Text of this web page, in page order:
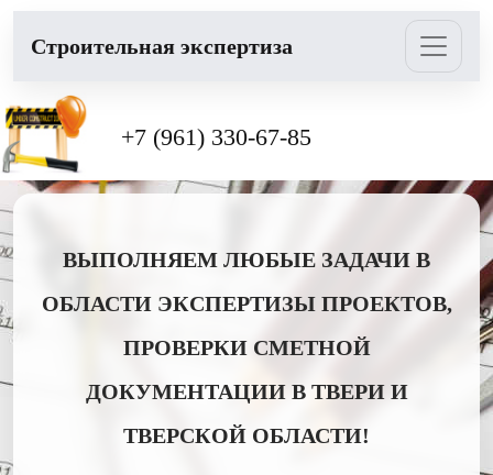
Cтроительная экспертиза
+7 (961) 330-67-85
ВЫПОЛНЯЕМ ЛЮБЫЕ ЗАДАЧИ В
ОБЛАСТИ ЭКСПЕРТИЗЫ ПРОЕКТОВ,
ПРОВЕРКИ СМЕТНОЙ
ДОКУМЕНТАЦИИ В ТВЕРИ И
ТВЕРСКОЙ ОБЛАСТИ!